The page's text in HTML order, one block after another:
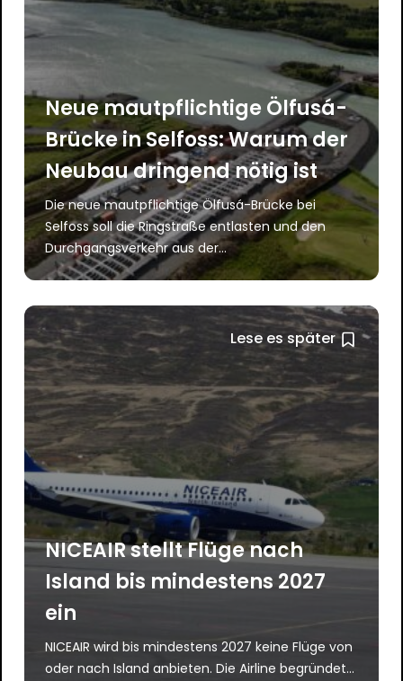
Neue mautpflichtige Ölfusá-
Brücke in Selfoss: Warum der
Neubau dringend nötig ist
Die neue mautpflichtige Ölfusá-Brücke bei
Selfoss soll die Ringstraße entlasten und den
Durchgangsverkehr aus der...
Lese es später
NICEAIR stellt Flüge nach
Island bis mindestens 2027
ein
NICEAIR wird bis mindestens 2027 keine Flüge von
oder nach Island anbieten. Die Airline begründet...